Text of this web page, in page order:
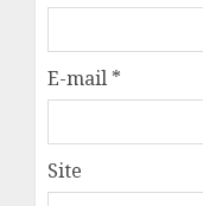
E-mail *
Site